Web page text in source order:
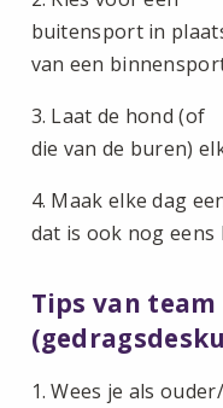
buitensport in
van een
3. Laat de hond (of
die van de buren)
4. Maak elke dag
dat is ook nog eens
Tips van
1. Wees je als